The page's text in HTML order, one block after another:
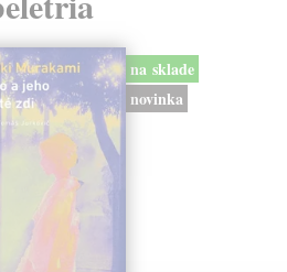
na sklade
novinka